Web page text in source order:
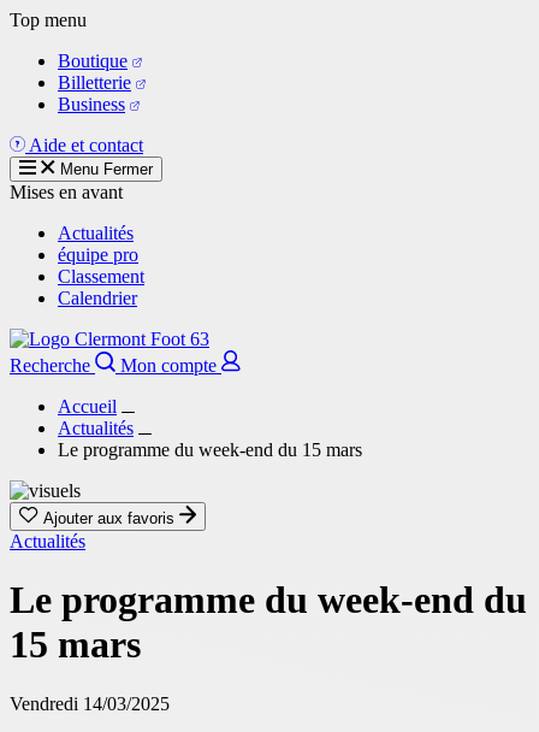
Aller
contenu
principal
Top menu
Boutique
Billetterie
Business
Aide et contact
Menu Fermer
Mises en avant
Actualités
équipe pro
Classement
Calendrier
Recherche
Mon compte
Accueil
Actualités
Le programme du week-end du 15 mars
Ajouter aux favoris
Actualités
Le programme du week-end du
15 mars
Vendredi 14/03/2025